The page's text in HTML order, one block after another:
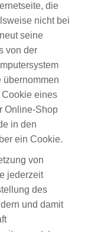
die
nicht bei
seine
von der
übernommen
eines
Online-Shop
in den
ein Cookie.
von
jederzeit
des
und damit